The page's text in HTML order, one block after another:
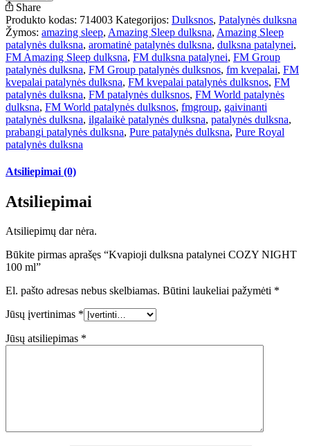
Share
Produkto kodas: 714003 Kategorijos: Dulksnos, Patalynės dulksna
Žymos: amazing sleep, Amazing Sleep dulksna, Amazing Sleep
patalynės dulksna, aromatinė patalynės dulksna, dulksna patalynei,
FM Amazing Sleep dulksna, FM dulksna patalynei, FM Group
patalynės dulksna, FM Group patalynės dulksnos, fm kvepalai, FM
kvepalai patalynės dulksna, FM kvepalai patalynės dulksnos, FM
patalynės dulksna, FM patalynės dulksnos, FM World patalynės
dulksna, FM World patalynės dulksnos, fmgroup, gaivinanti
patalynės dulksna, ilgalaikė patalynės dulksna, patalynės dulksna,
prabangi patalynės dulksna, Pure patalynės dulksna, Pure Royal
patalynės dulksna
Atsiliepimai (0)
Atsiliepimai
Atsiliepimų dar nėra.
Būkite pirmas aprašęs “Kvapioji dulksna patalynei COZY NIGHT
100 ml”
El. pašto adresas nebus skelbiamas. Būtini laukeliai pažymėti *
Jūsų įvertinimas *
Jūsų atsiliepimas *